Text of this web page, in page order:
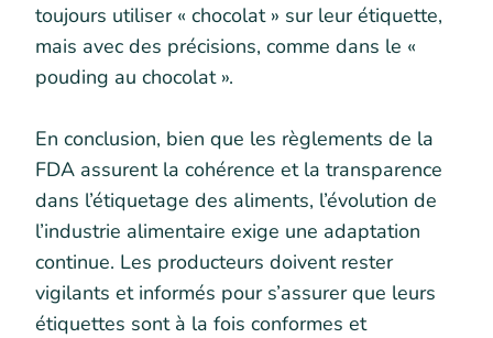
toujours utiliser « chocolat » sur leur étiquette,
mais avec des précisions, comme dans le «
pouding au chocolat ».
En conclusion, bien que les règlements de la
FDA assurent la cohérence et la transparence
dans l’étiquetage des aliments, l’évolution de
l’industrie alimentaire exige une adaptation
continue. Les producteurs doivent rester
vigilants et informés pour s’assurer que leurs
étiquettes sont à la fois conformes et